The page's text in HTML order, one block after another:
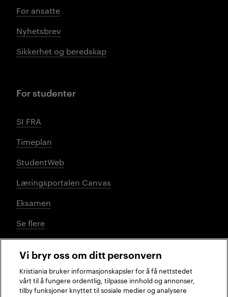
For ansatte
Nyhetsbrev
Sikkerhet og beredskap
For studenter
SI FRA
Timeplan
StudentWeb
Læringsportalen Canvas
Eksamen
Se flere
Sosiale medier
Vi bryr oss om ditt personvern
Kristiania bruker informasjonskapsler for å få nettstedet
vårt til å fungere ordentlig, tilpasse innhold og annonser,
tilby funksjoner knyttet til sosiale medier og analysere